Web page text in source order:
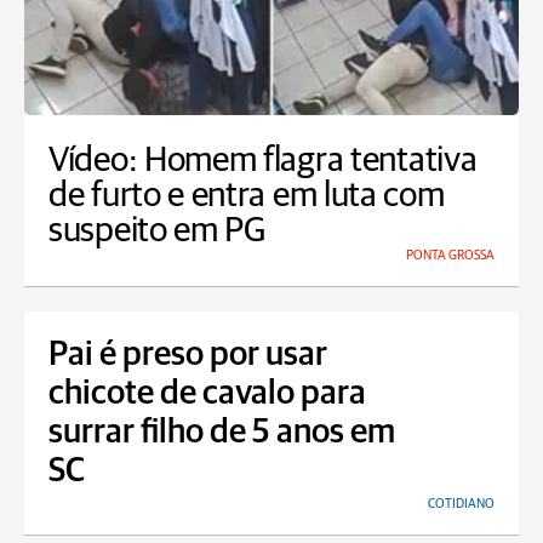
Vídeo: Homem flagra tentativa
de furto e entra em luta com
suspeito em PG
PONTA GROSSA
Pai é preso por usar
chicote de cavalo para
surrar filho de 5 anos em
SC
COTIDIANO